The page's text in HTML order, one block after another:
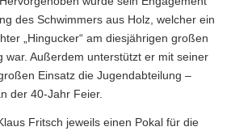
des Schwimmers aus Holz, welcher ein
„Hingucker“ am diesjährigen großen
war. Außerdem unterstützt er mit seiner
Einsatz die Jugendabteilung –
der 40-Jahr Feier.
Fritsch jeweils einen Pokal für die